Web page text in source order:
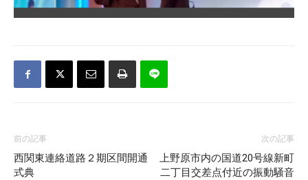
前の記事
西関東連絡道路２期区間開通
式典
次の記事
上野原市内の国道20号線新町
二丁目交差点付近の振動騒音